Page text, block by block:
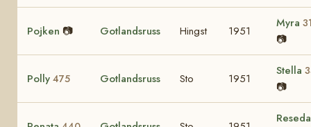
Pojken 📷 Gotlandsruss Hingst 1951
Myra
📷
Polly 475 Gotlandsruss Sto 1951
Stella
📷
Reseda